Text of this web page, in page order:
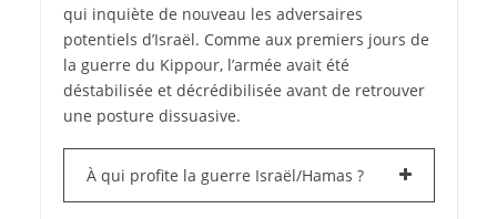
qui inquiète de nouveau les adversaires
potentiels d’Israël. Comme aux premiers jours de
la guerre du Kippour, l’armée avait été
déstabilisée et décrédibilisée avant de retrouver
une posture dissuasive.
À qui profite la guerre Israël/Hamas ?